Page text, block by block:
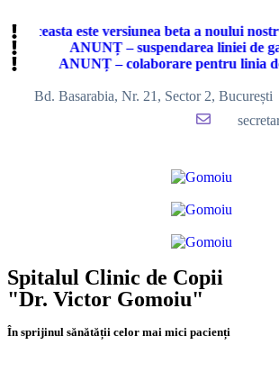
aceasta este versiunea beta a noului
ANUNȚ – suspendarea liniei de
ANUNȚ – colaborare pentru linia de
Bd. Basarabia, Nr. 21, Sector 2, București
Spitalul Clinic de Copii
"Dr. Victor Gomoiu"
În sprijinul sănătății celor mai mici pacienți